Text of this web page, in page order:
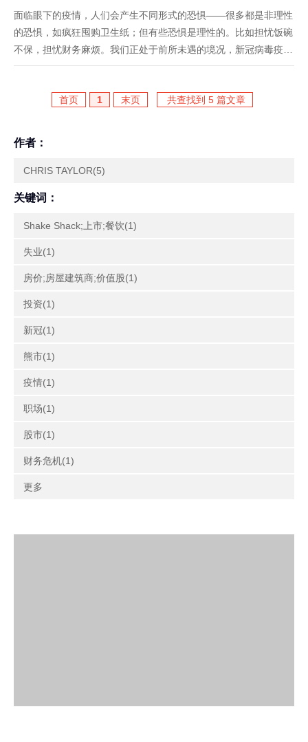
面临眼下的疫情，人们会产生不同形式的恐惧——很多都是非理性
的恐惧，如疯狂囤购卫生纸；但有些恐惧是理性的。比如担忧饭碗
不保，担忧财务麻烦。我们正处于前所未遇的境况，新冠病毒疫情
所引发的经济衰退有可能会带来长久而严重的影响。你可以恐惧，
情况，同时...首页 1 末页 共查找到 5 篇文章
作者：
CHRIS TAYLOR(5)
关键词：
Shake Shack;上市;餐饮(1)
失业(1)
房价;房屋建筑商;价值股(1)
投资(1)
新冠(1)
熊市(1)
疫情(1)
职场(1)
股市(1)
财务危机(1)
更多